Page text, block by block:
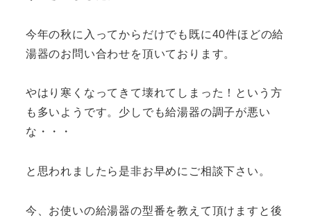
今年の秋に入ってからだけでも既に40件ほどの給
湯器のお問い合わせを頂いております。
やはり寒くなってきて壊れてしまった！という方
も多いようです。少しでも給湯器の調子が悪い
な・・・
と思われましたら是非お早めにご相談下さい。
今、お使いの給湯器の型番を教えて頂けますと後